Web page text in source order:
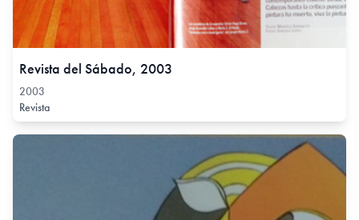
Revista del Sábado, 2003
2003
Revista